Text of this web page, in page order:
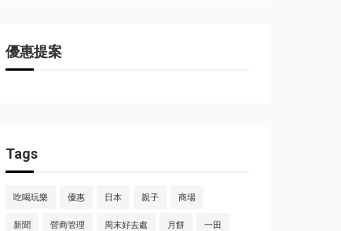
優惠提案
Tags
吃喝玩樂 優惠 日本 親子 商場
新聞 營商管理 周末好去處 月餅 一田